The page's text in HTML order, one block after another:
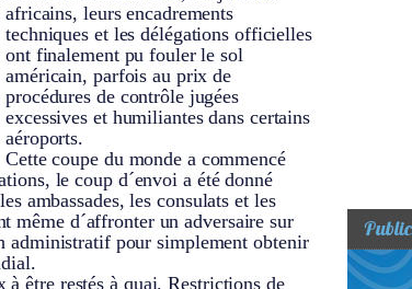
africains, leurs encadrements
techniques et les délégations officielles
ont finalement pu fouler le sol
américain, parfois au prix de
procédures de contrôle jugées
excessives et humiliantes dans certains
aéroports.
Cette coupe du monde a commencé
le coup d´envoi a été donné
ambassades, les consulats et les
même d´affronter un adversaire sur
administratif pour simplement obtenir
être restés à quai. Restrictions de